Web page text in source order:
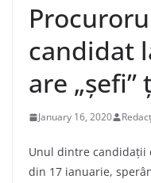
candidat
are
January 16, 2020
Unul dintre candidații
din 17 ianuarie,